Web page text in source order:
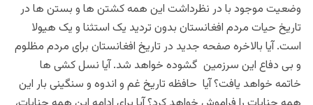
وضعیت موجود با در نظرداشت این همه کشتن ها و بستن ها در
تاریخ حیات مردم افغانستان بدون تردید یک استثنا و یک هیولا
است. آیا بالاخره صفحه جدید در تاریخ افغانستان برای مردم مظلوم
و بی دفاع این سرزمین گشوده خواهد شد. آیا نسل کشی ها
خاتمه خواهد یافت؟ آیا حافظه تاریخ غم و اندوه و سنگینی بار این